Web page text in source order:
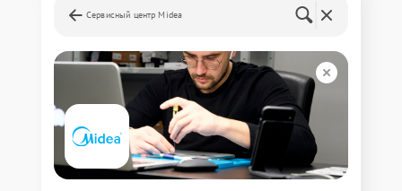
Сервисный центр Midea